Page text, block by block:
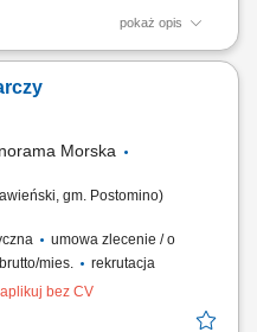
pokaż opis
pokoi hotelowych,
z bieżącą obsługą hotelu.
Morska
gm. Postomino)
umowa zlecenie / o
mies.
rekrutacja
aplikuj bez CV